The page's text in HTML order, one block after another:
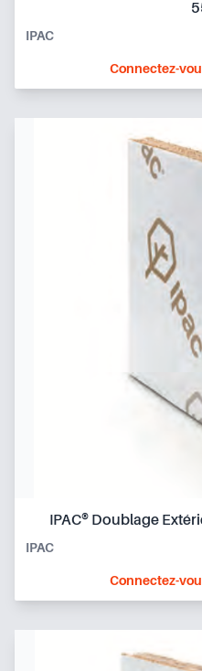
IPAC
Connectez-
IPAC
Connectez-